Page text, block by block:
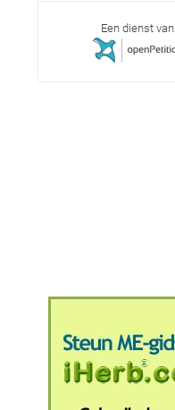
Een dienst van